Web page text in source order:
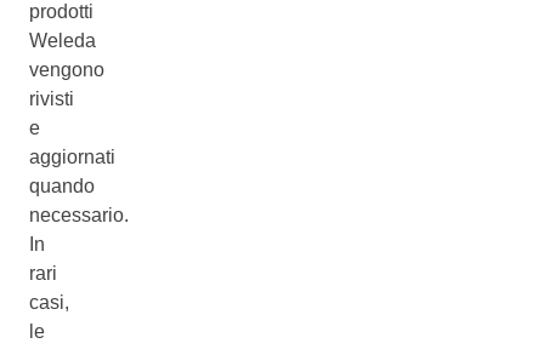
prodotti
Weleda
vengono
rivisti
e
aggiornati
quando
necessario.
In
rari
casi,
le